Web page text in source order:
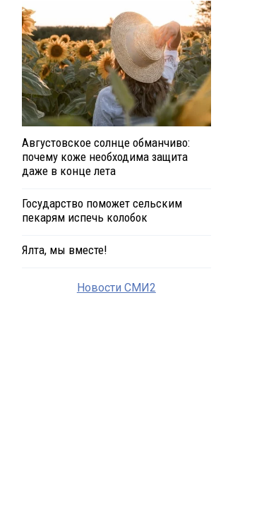
Августовское солнце обманчиво:
почему коже необходима защита
даже в конце лета
Государство поможет сельским
пекарям испечь колобок
Ялта, мы вместе!
Новости СМИ2